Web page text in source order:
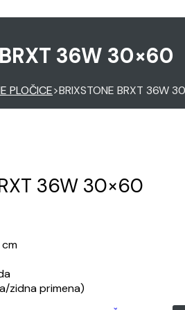
36W 30×60
PLOČICE>BRIXSTONE BRXT 36W
36W 30×60
zidna primena)